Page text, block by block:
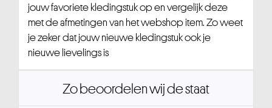
jouw favoriete kledingstuk op en vergelijk deze
met de afmetingen van het webshop item. Zo weet
je zeker dat jouw nieuwe kledingstuk ook je
nieuwe lievelings is
Zo beoordelen wij de staat